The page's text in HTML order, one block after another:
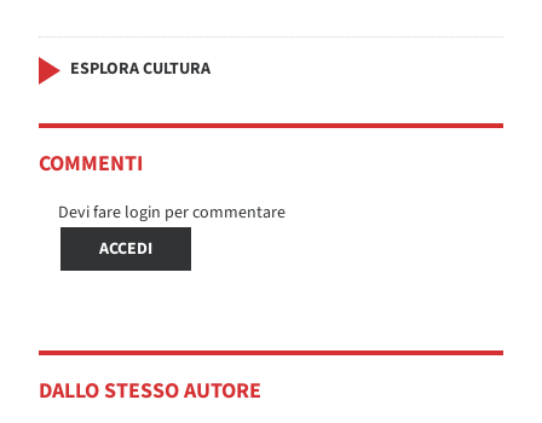
ESPLORA CULTURA
COMMENTI
Devi fare login per commentare
ACCEDI
DALLO STESSO AUTORE